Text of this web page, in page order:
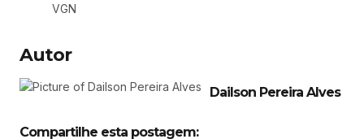
VGN
Autor
Dailson Pereira Alves
Compartilhe esta postagem: